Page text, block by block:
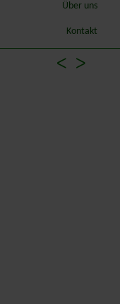
Über uns
Kontakt
ᐸ ᐳ